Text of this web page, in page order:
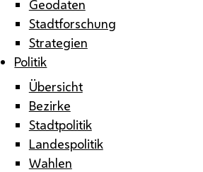
Geodaten
Stadtforschung
Strategien
Politik
Übersicht
Bezirke
Stadtpolitik
Landespolitik
Wahlen